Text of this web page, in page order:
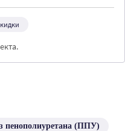
пенополиуретана (ППУ)